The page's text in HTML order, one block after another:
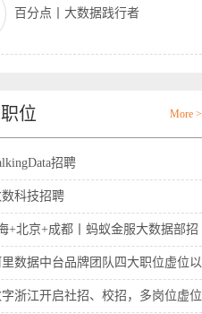
百分点丨大数据践行者
位 More >
招聘
数科技招聘
+北京+成都丨蚂蚁金服大数据部招
数据中台品牌团队四大职位虚位以
浙江开启社招、校招，多岗位虚位